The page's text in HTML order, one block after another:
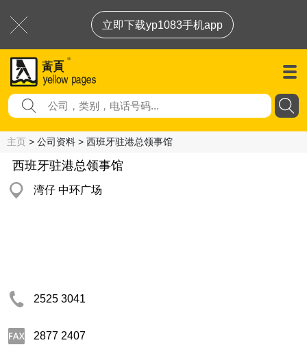
立即下载yp1083手机app
主页 > 公司资料 > 西班牙驻港总领事馆
西班牙驻港总领事馆
湾仔 中环广场
2525 3041
2877 2407